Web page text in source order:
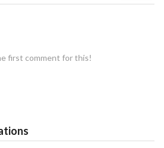
first comment for this!